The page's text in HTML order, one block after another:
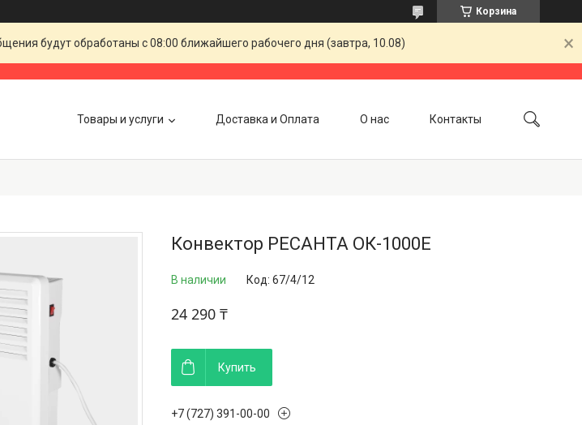
Корзина
будут обработаны с 08:00 ближайшего рабочего дня (завтра, 10.08)
Товары и услуги Доставка и Оплата О нас Контакты
Конвектор РЕСАНТА ОК-1000Е
В наличии Код: 67/4/12
24 290 ₸
Купить
+7 (727) 391-00-00